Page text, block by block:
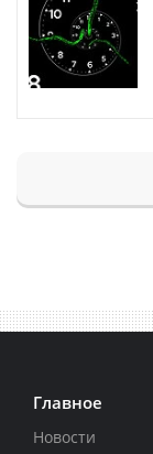
Главное
Новости